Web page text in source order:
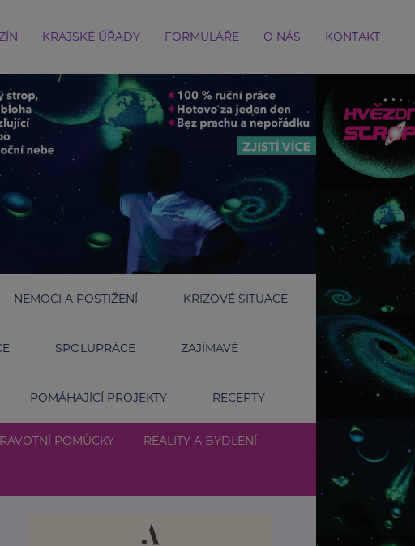
KRAJSKÉ ÚŘADY FORMULÁŘE O NÁS KONTAKT
NEMOCI A POSTIŽENÍ KRIZOVÉ SITUACE
SPOLUPRÁCE ZAJÍMAVÉ
POMÁHAJÍCÍ PROJEKTY RECEPTY
POMŮCKY REALITY A BYDLENÍ